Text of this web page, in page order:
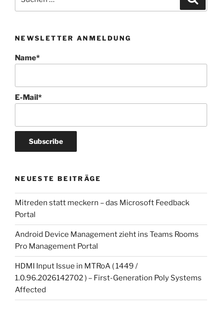
nach:
NEWSLETTER ANMELDUNG
Name*
E-Mail*
NEUESTE BEITRÄGE
Mitreden statt meckern – das Microsoft Feedback
Portal
Android Device Management zieht ins Teams Rooms
Pro Management Portal
HDMI Input Issue in MTRoA ( 1449 /
1.0.96.2026142702 ) – First-Generation Poly Systems
Affected